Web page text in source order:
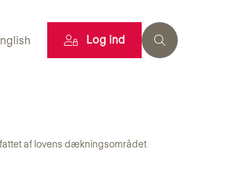
Log ind
af lovens dækningsområdet